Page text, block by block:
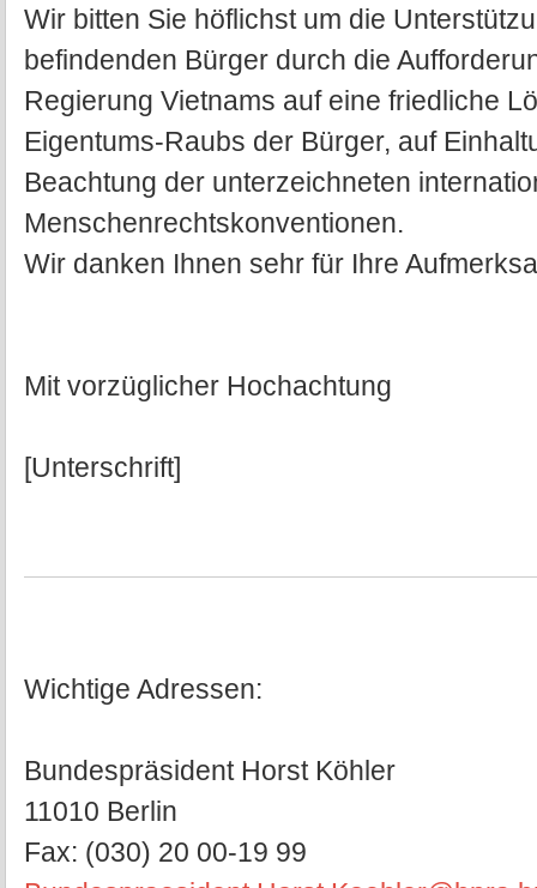
Wir bitten Sie höflichst um die
befindenden Bürger durch die
Regierung Vietnams auf eine friedliche
Eigentums-Raubs der Bürger, auf
Beachtung der unterzeichneten
Menschenrechtskonventionen.
Wir danken Ihnen sehr für Ihre
Mit vorzüglicher Hochachtung
[Unterschrift]
Wichtige Adressen:
Bundespräsident Horst Köhler
11010 Berlin
Fax: (030) 20 00-19 99